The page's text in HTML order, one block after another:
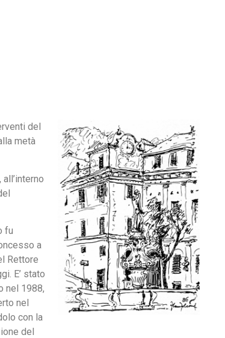
del
metà
fu
a
Rettore
E’ stato
nel 1988,
nel
con la
del